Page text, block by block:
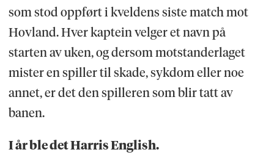
som stod oppført i kveldens siste match mot
Hovland. Hver kaptein velger et navn på
starten av uken, og dersom motstanderlaget
mister en spiller til skade, sykdom eller noe
annet, er det den spilleren som blir tatt av
banen.
I år ble det Harris English.